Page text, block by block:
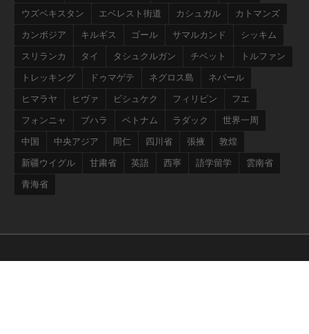
ウズベキスタン エベレスト街道 カシュガル カトマンズ
カンボジア キルギス ゴール サマルカンド シッキム
スリランカ タイ タシュクルガン チベット トルファン
トレッキング ドゥマゲテ ネグロス島 ネパール
ヒマラヤ ヒヴァ ビシュケク フィリピン フエ
フォンニャ ブハラ ベトナム ラダック 世界一周
中国 中央アジア 同仁 四川省 張掖 敦煌
新疆ウイグル 甘粛省 英語 西寧 語学留学 雲南省
青海省